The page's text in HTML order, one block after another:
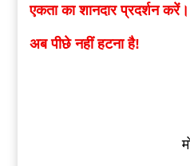
एकता का शानदार प्रदर्शन करें।
अब पीछे नहीं हटना है!